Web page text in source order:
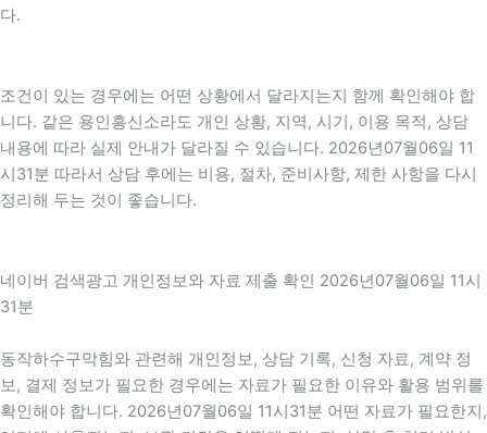
다.
조건이 있는 경우에는 어떤 상황에서 달라지는지 함께 확인해야 합
니다. 같은 용인흥신소라도 개인 상황, 지역, 시기, 이용 목적, 상담
내용에 따라 실제 안내가 달라질 수 있습니다. 2026년07월06일 11
시31분 따라서 상담 후에는 비용, 절차, 준비사항, 제한 사항을 다시
정리해 두는 것이 좋습니다.
네이버 검색광고 개인정보와 자료 제출 확인 2026년07월06일 11시
31분
동작하수구막힘와 관련해 개인정보, 상담 기록, 신청 자료, 계약 정
보, 결제 정보가 필요한 경우에는 자료가 필요한 이유와 활용 범위를
확인해야 합니다. 2026년07월06일 11시31분 어떤 자료가 필요한지,